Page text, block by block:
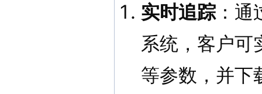
实时追踪：通
系统，客户可
等参数，并下